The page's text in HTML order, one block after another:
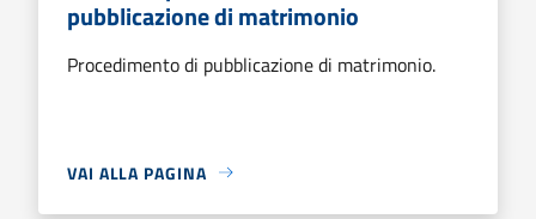
pubblicazione di matrimonio
Procedimento di pubblicazione di matrimonio.
VAI ALLA PAGINA